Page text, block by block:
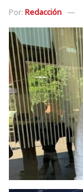
Por: Redacción